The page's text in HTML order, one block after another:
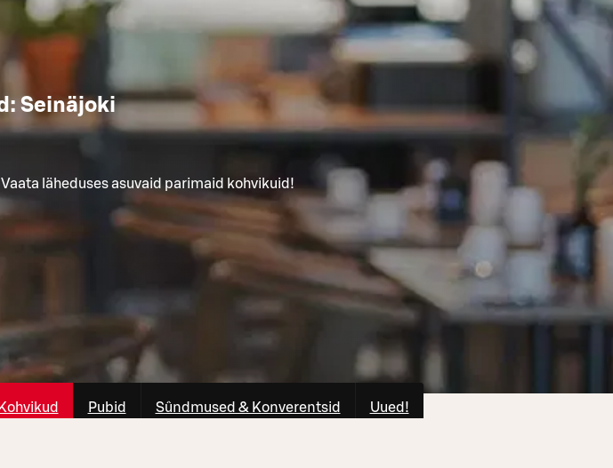
Seinäjoki
läheduses asuvaid parimaid kohvikuid!
Kohvikud Pubid Sûndmused & Konverentsid Uued!